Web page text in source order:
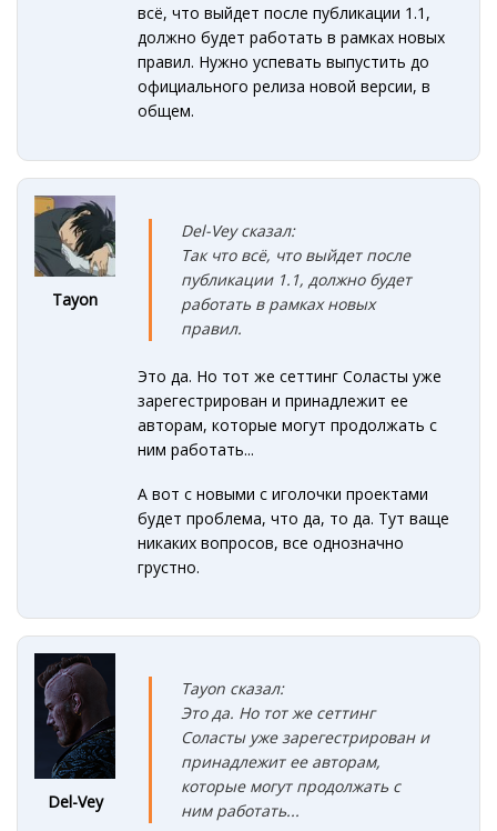
всё, что выйдет после публикации 1.1,
должно будет работать в рамках новых
правил. Нужно успевать выпустить до
официального релиза новой версии, в
общем.
Tayon
Del-Vey сказал:
Так что всё, что выйдет после
публикации 1.1, должно будет
работать в рамках новых
правил.
Это да. Но тот же сеттинг Соласты уже
зарегестрирован и принадлежит ее
авторам, которые могут продолжать с
ним работать...
А вот с новыми с иголочки проектами
будет проблема, что да, то да. Тут ваще
никаких вопросов, все однозначно
грустно.
Del-Vey
Tayon сказал:
Это да. Но тот же сеттинг
Соласты уже зарегестрирован и
принадлежит ее авторам,
которые могут продолжать с
ним работать...